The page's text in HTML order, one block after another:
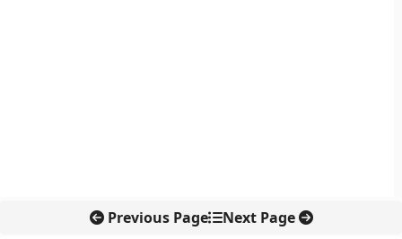
Previous Page Next Page